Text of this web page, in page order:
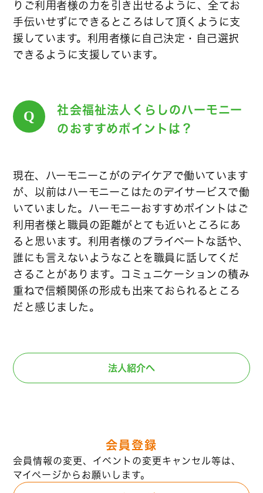
りご利用者様の力を引き出せるように、全てお
手伝いせずにできるところはして頂くように支
援しています。利用者様に自己決定・自己選択
できるように支援しています。
Q
社会福祉法人くらしのハーモニー
のおすすめポイントは？
現在、ハーモニーこがのデイケアで働いています
が、以前はハーモニーこはたのデイサービスで働
いていました。ハーモニーおすすめポイントはご
利用者様と職員の距離がとても近いところにあ
ると思います。利用者様のプライベートな話や、
誰にも言えないようなことを職員に話してくだ
さることがあります。コミュニケーションの積み
重ねで信頼関係の形成も出来ておられるところ
だと感じました。
法人紹介へ
会員登録
会員情報の変更、イベントの変更キャンセル等は、
マイページからお願いします。